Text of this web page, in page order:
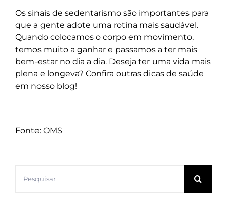
Os sinais de sedentarismo são importantes para
que a gente adote uma rotina mais saudável.
Quando colocamos o corpo em movimento,
temos muito a ganhar e passamos a ter mais
bem-estar no dia a dia. Deseja ter uma vida mais
plena e longeva? Confira outras dicas de saúde
em nosso blog!
Fonte: OMS
resultados